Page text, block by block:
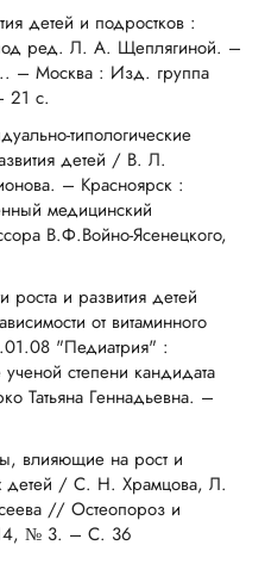
детей и подростков :
ред. Л. А. Щеплягиной. –
– Москва : Изд. группа
21 с.
типологические
детей / В. Л.
– Красноярск :
медицинский
В.Ф.Войно-Ясенецкого,
и развития детей
от витаминного
"Педиатрия" :
степени кандидата
Татьяна Геннадьевна. –
влияющие на рост и
детей / С. Н. Храмцова, Л.
// Остеопороз и
14, № 3. – С. 36